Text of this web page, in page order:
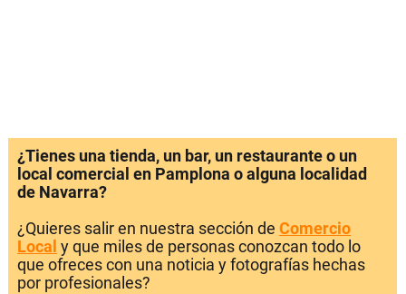
¿Tienes una tienda, un bar, un restaurante o un
local comercial en Pamplona o alguna localidad
de Navarra?
¿Quieres salir en nuestra sección de Comercio
Local y que miles de personas conozcan todo lo
que ofreces con una noticia y fotografías hechas
por profesionales?